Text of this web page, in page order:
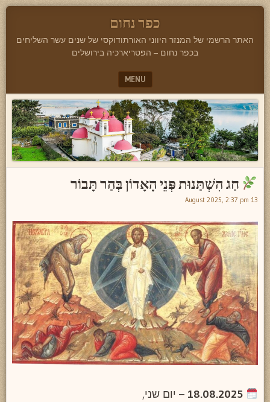
כפר נחום
האתר הרשמי של המנזר היווני האורתודוקסי של שנים עשר השליחים
בכפר נחום – הפטריארכיה בירושלים
MENU
SKIP TO CONTENT
חַג הִשְׁתַּנוּת פְּנֵי הָאָדוֹן בְּהַר תָּבוֹר
13 August 2025, 2:37 pm
18.08.2025 – יום שני,